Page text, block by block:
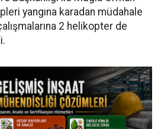
yangına karadan müdahale
2 helikopter de